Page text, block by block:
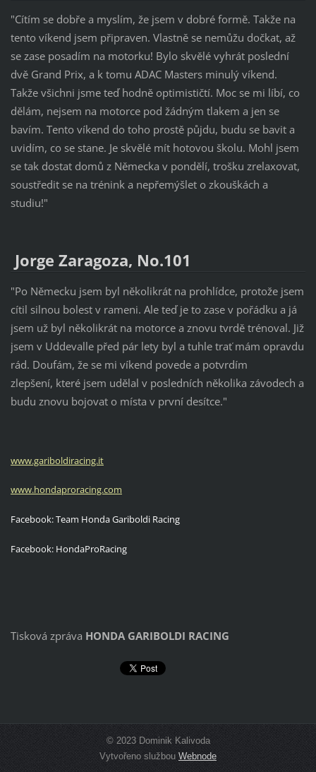
"Cítím se dobře a myslím, že jsem v dobré formě. Takže na
tento víkend jsem připraven. Vlastně se nemůžu dočkat, až
se zase posadím na motorku! Bylo skvělé vyhrát poslední
dvě Grand Prix, a k tomu ADAC Masters minulý víkend.
Takže všichni jsme teď hodně optimističtí. Moc se mi líbí, co
dělám, nejsem na motorce pod žádným tlakem a jen se
bavím. Tento víkend do toho prostě půjdu, budu se bavit a
uvidím, co se stane. Je skvělé mít hotovou školu. Mohl jsem
se tak dostat domů z Německa v pondělí, trošku zrelaxovat,
soustředit se na trénink a nepřemýšlet o zkouškách a
studiu!"
Jorge Zaragoza, No.101
"Po Německu jsem byl několikrát na prohlídce, protože jsem
cítil silnou bolest v rameni. Ale teď je to zase v pořádku a já
jsem už byl několikrát na motorce a znovu tvrdě trénoval. Již
jsem v Uddevalle před pár lety byl a tuhle trať mám opravdu
rád. Doufám, že se mi víkend povede a potvrdím
zlepšení, které jsem udělal v posledních několika závodech a
budu znovu bojovat o místa v první desítce."
www.gariboldiracing.it
www.hondaproracing.com
Facebook: Team Honda Gariboldi Racing
Facebook: HondaProRacing
Tisková zpráva HONDA GARIBOLDI RACING
© 2023 Dominik Kalivoda
Vytvořeno službouWebnode